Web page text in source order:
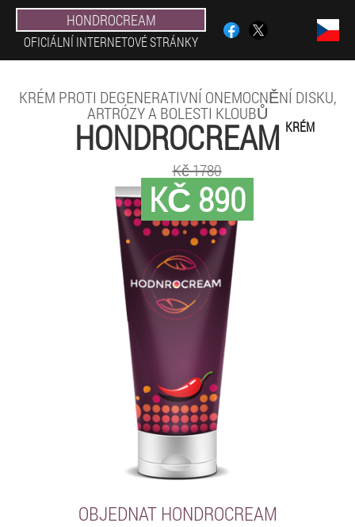
HONDROCREAM
OFICIÁLNÍ INTERNETOVÉ STRÁNKY
KRÉM PROTI DEGENERATIVNÍ ONEMOCNĚNÍ DISKU,
ARTRÓZY A BOLESTI KLOUBŮ
HONDROCREAM KRÉM
KČ 890
Kč 1780
OBJEDNAT HONDROCREAM